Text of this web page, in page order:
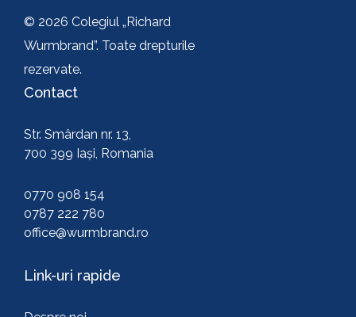
© 2026 Colegiul „Richard
Wurmbrand”. Toate drepturile
rezervate.
Contact
Str. Smârdan nr. 13,
700 399 Iași, Romania
0770 908 154
0787 222 780
office@wurmbrand.ro
Link-uri rapide